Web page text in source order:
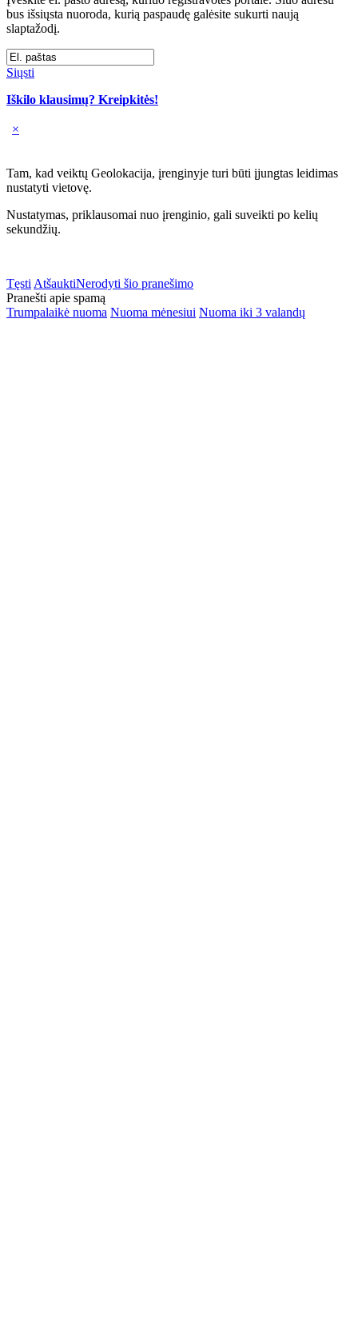
bus išsiųsta nuoroda, kurią paspaudę galėsite sukurti naują
slaptažodį.
Siųsti
Iškilo klausimų? Kreipkitės!
×
Tam, kad veiktų Geolokacija, įrenginyje turi būti įjungtas leidimas
nustatyti vietovę.
Nustatymas, priklausomai nuo įrenginio, gali suveikti po kelių
sekundžių.
Tęsti AtšauktiNerodyti šio pranešimo
Pranešti apie spamą
Trumpalaikė nuoma Nuoma mėnesiui Nuoma iki 3 valandų